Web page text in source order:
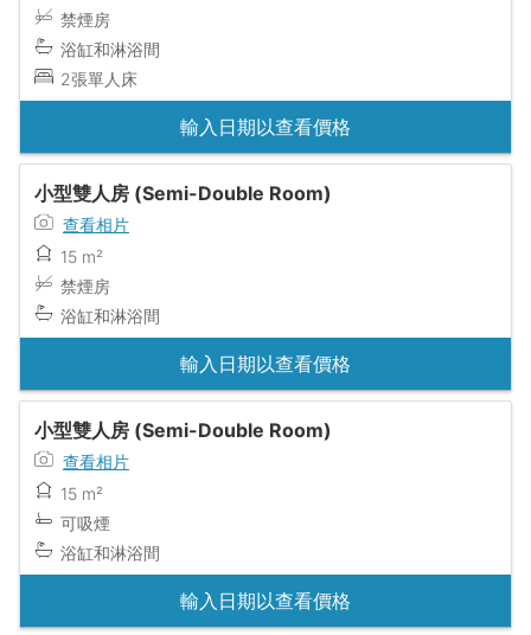
禁煙房
浴缸和淋浴間
2張單人床
輸入日期以查看價格
小型雙人房 (Semi-Double Room)
查看相片
15 m²
禁煙房
浴缸和淋浴間
輸入日期以查看價格
小型雙人房 (Semi-Double Room)
查看相片
15 m²
可吸煙
浴缸和淋浴間
輸入日期以查看價格